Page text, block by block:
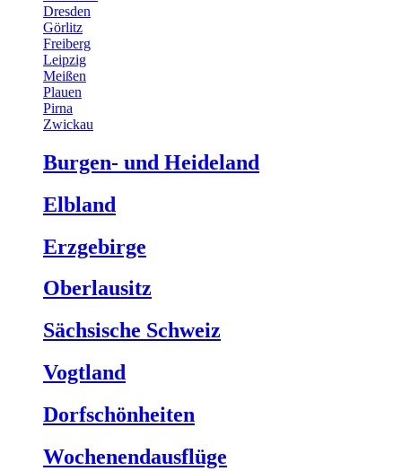
Dresden
Görlitz
Freiberg
Leipzig
Meißen
Plauen
Pirna
Zwickau
Burgen- und Heideland
Elbland
Erzgebirge
Oberlausitz
Sächsische Schweiz
Vogtland
Dorfschönheiten
Wochenendausflüge